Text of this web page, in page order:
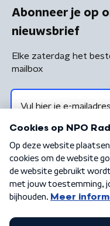
Abonneer je op
nieuwsbrief
Elke zaterdag het
mailbox
Algemene voorwaarden